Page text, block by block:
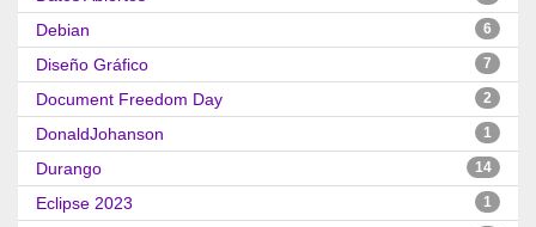
Debian 6
Diseño Gráfico 7
Document Freedom Day 2
DonaldJohanson 1
Durango 14
Eclipse 2023 1